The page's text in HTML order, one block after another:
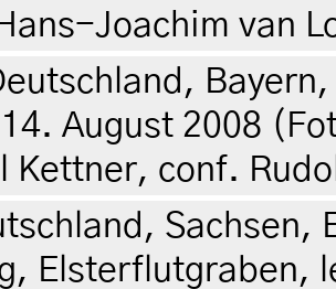
Joachim van
August 2008
Kettner, conf.
Sachsen,
Elsterflutgraben,